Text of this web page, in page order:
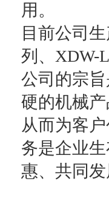
用。
目前公司
列、XDW-
公司的宗
硬的机械
从而为客
务是企业
惠、共同